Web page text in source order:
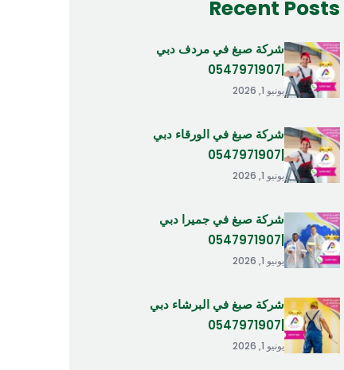
Recent Posts
شركة صبغ في مردف دبي
يونيو 1, 2026
شركة صبغ في الورقاء دبي
يونيو 1, 2026
شركة صبغ في جميرا دبي
يونيو 1, 2026
شركة صبغ في البرشاء دبي
يونيو 1, 2026